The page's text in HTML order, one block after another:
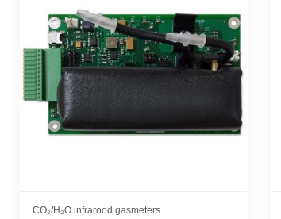
CO₂/H₂O infrarood gasmeters